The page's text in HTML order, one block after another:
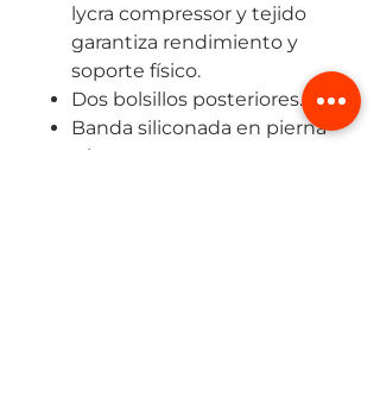
lycra compressor y tejido
garantiza rendimiento y
soporte físico.
Dos bolsillos posteriores.
Banda siliconada en pierna
y brazo.